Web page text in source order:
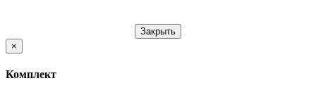
Закрыть
×
Комплект